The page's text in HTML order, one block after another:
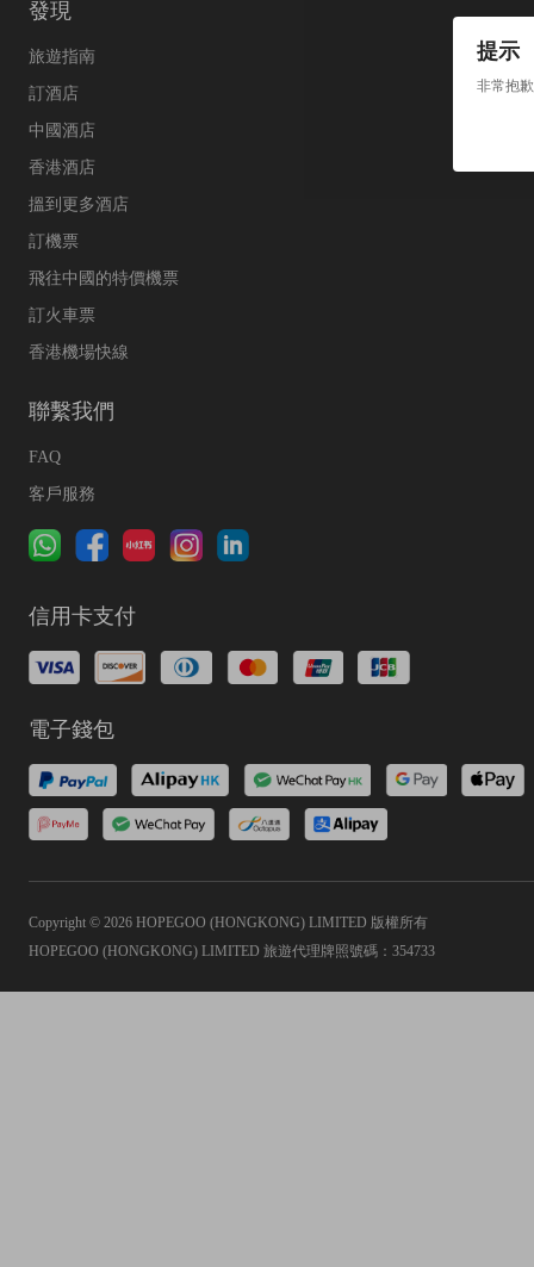
提示
非常抱
發現
旅遊指南
訂酒店
中國酒店
香港酒店
搵到更多酒店
訂機票
飛往中國的特價機票
訂火車票
香港機場快線
聯繫我們
FAQ
客戶服務
信用卡支付
電子錢包
Copyright © 2026 HOPEGOO (HONGKONG) LIMITED 版權所有
HOPEGOO (HONGKONG) LIMITED 旅遊代理牌照號碼：354733